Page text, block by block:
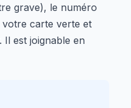
grave), le numéro
carte verte et
est joignable en